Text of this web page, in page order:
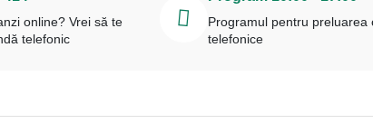
online? Vrei să te
telefonic
Programul pentru preluarea
telefonice